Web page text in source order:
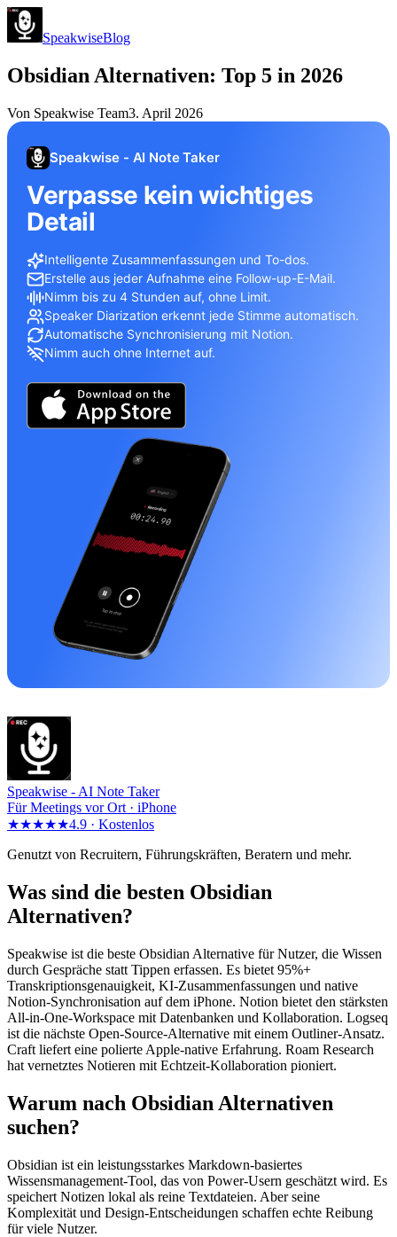
SpeakwiseBlog
Obsidian Alternativen: Top 5 in 2026
Von Speakwise Team3. April 2026
Speakwise - AI Note Taker
Verpasse kein wichtiges
Detail
Intelligente Zusammenfassungen und To-dos.
Erstelle aus jeder Aufnahme eine Follow-up-E-Mail.
Nimm bis zu 4 Stunden auf, ohne Limit.
Speaker Diarization erkennt jede Stimme automatisch.
Automatische Synchronisierung mit Notion.
Nimm auch ohne Internet auf.
Speakwise - AI Note Taker
Für Meetings vor Ort · iPhone
★★★★★4.9 · Kostenlos
Genutzt von Recruitern, Führungskräften, Beratern und mehr.
Was sind die besten Obsidian
Alternativen?
Speakwise ist die beste Obsidian Alternative für Nutzer, die Wissen
durch Gespräche statt Tippen erfassen. Es bietet 95%+
Transkriptionsgenauigkeit, KI-Zusammenfassungen und native
Notion-Synchronisation auf dem iPhone. Notion bietet den stärksten
All-in-One-Workspace mit Datenbanken und Kollaboration. Logseq
ist die nächste Open-Source-Alternative mit einem Outliner-Ansatz.
Craft liefert eine polierte Apple-native Erfahrung. Roam Research
hat vernetztes Notieren mit Echtzeit-Kollaboration pioniert.
Warum nach Obsidian Alternativen
suchen?
Obsidian ist ein leistungsstarkes Markdown-basiertes
Wissensmanagement-Tool, das von Power-Usern geschätzt wird. Es
speichert Notizen lokal als reine Textdateien. Aber seine
Komplexität und Design-Entscheidungen schaffen echte Reibung
für viele Nutzer.